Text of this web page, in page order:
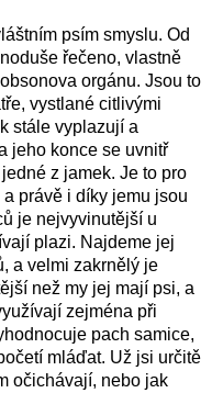
psím smyslu. Od
řečeno, vlastně
orgánu. Jsou to
vystlané citlivými
stále vyplazují a
jeho konce se uvnitř
z jamek. Je to pro
právě i díky jemu jsou
je nejvyvinutější u
plazi. Najdeme jej
a velmi zakrnělý je
než my jej mají psi, a
zejména při
pach samice,
mláďat. Už jsi určitě
očichávají, nebo jak